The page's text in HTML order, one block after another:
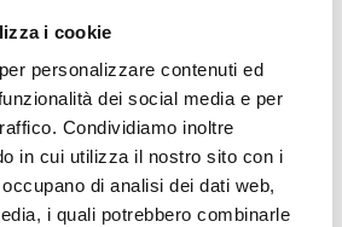
i cookie
personalizzare contenuti ed
dei social media e per
Condividiamo inoltre
in cui utilizza il nostro sito con i
di analisi dei dati web,
i quali potrebbero combinarle
Mozzano, fonte battesimale
Borgo a Mozzano, parte